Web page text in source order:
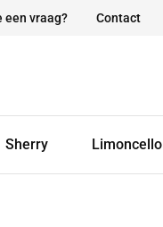
een vraag? Contact
Sherry Limoncello